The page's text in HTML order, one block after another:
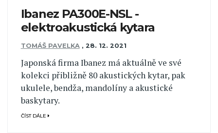
Ibanez PA300E-NSL -
elektroakustická kytara
TOMÁŠ PAVELKA , 28. 12. 2021
Japonská firma Ibanez má aktuálně ve své
kolekci přibližně 80 akustických kytar, pak
ukulele, bendža, mandolíny a akustické
baskytary.
ČÍST DÁLE